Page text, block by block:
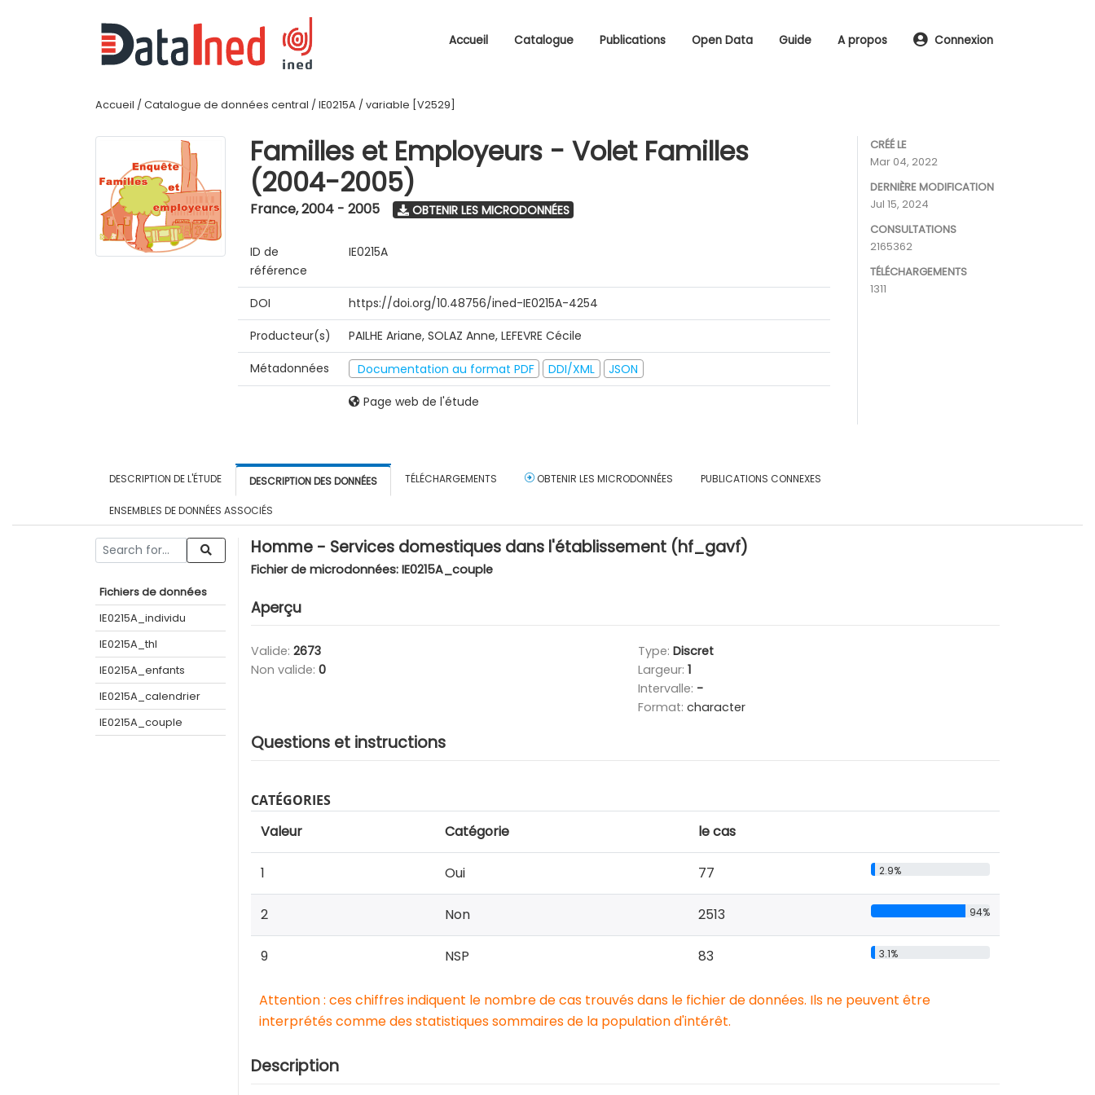
Accueil Catalogue Publications Open Data Guide A propos Connexion
Accueil / Catalogue de données central / IE0215A / variable [V2529]
Familles et Employeurs - Volet Familles
(2004-2005)
France,2004 - 2005 OBTENIR LES MICRODONNÉES
ID de
référence
IE0215A
DOI
https://doi.org/10.48756/ined-IE0215A-4254
Producteur(s)
PAILHE Ariane, SOLAZ Anne, LEFEVRE Cécile
Métadonnées
Documentation au format PDF DDI/XML
JSON
Page web de l'étude
CRÉÉ LE
Mar 04, 2022
DERNIÈRE MODIFICATION
Jul 15, 2024
CONSULTATIONS
2165362
TÉLÉCHARGEMENTS
1311
DESCRIPTION DE L'ÉTUDE DESCRIPTION DES DONNÉES TÉLÉCHARGEMENTS OBTENIR LES MICRODONNÉES PUBLICATIONS CONNEXES
ENSEMBLES DE DONNÉES ASSOCIÉS
Fichiers de données
IE0215A_individu
IE0215A_thl
IE0215A_enfants
IE0215A_calendrier
IE0215A_couple
Homme - Services domestiques dans l'établissement (hf_gavf)
Fichier de microdonnées: IE0215A_couple
Aperçu
Valide: 2673
Non valide: 0
Type: Discret
Largeur: 1
Intervalle: -
Format: character
Questions et instructions
CATÉGORIES
Valeur Catégorie le cas
1 Oui 77 2.9%
2 Non 2513 94%
9 NSP 83 3.1%
Attention : ces chiffres indiquent le nombre de cas trouvés dans le fichier de données. Ils ne peuvent être
interprétés comme des statistiques sommaires de la population d'intérêt.
Description